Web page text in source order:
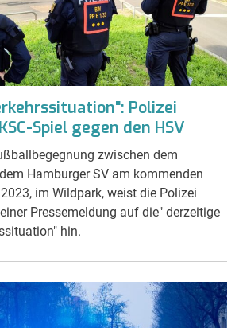
Polizei
Spiel gegen den HSV
zwischen dem
Hamburger SV am kommenden
im Wildpark, weist die Polizei
Pressemeldung auf die" derzeitige
hin.